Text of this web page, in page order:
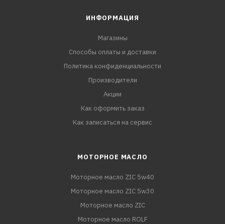
ИНФОРМАЦИЯ
Магазины
Способы оплаты и доставки
Политика конфиденциальности
Производители
Акции
Как оформить заказ
Как записаться на сервис
МОТОРНОЕ МАСЛО
Моторное масло ZIC 5w40
Моторное масло ZIC 5w30
Моторное масло ZIC
Моторное масло ROLF